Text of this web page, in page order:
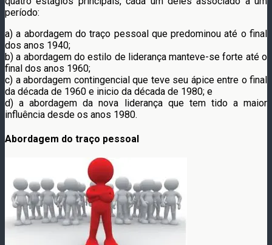
período:
a) a abordagem do traço pessoal que predominou até o final
dos anos 1940;
b) a abordagem do estilo de liderança manteve-se forte até o
final dos anos 1960;
c) a abordagem contingencial que teve seu ápice entre o final
da década de 1960 e inicio da década de 1980; e
d) a abordagem da nova liderança que tem tido a maior
influência desde os anos 1980.
Abordagem do traço pessoal